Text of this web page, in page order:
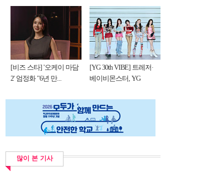
[비즈 스타] '오케이 마담
2' 엄정화 "6년 만...
[YG 30th VIBE] 트레저·
베이비몬스터, YG
많이 본 기사